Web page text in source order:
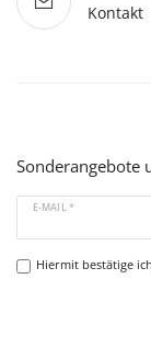
Kontakt
Sonderangebote
E-MAIL *
Hiermit bestätige